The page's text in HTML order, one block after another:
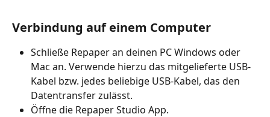
Verbindung auf einem Computer
Schließe Repaper an deinen PC Windows oder
Mac an. Verwende hierzu das mitgelieferte USB-
Kabel bzw. jedes beliebige USB-Kabel, das den
Datentransfer zulässt.
Öffne die Repaper Studio App.